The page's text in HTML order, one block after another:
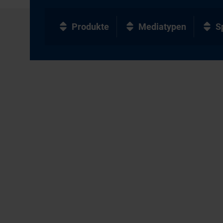
Produkte Mediatypen